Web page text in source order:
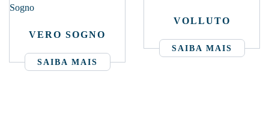
VERO SOGNO
SAIBA MAIS
VOLLUTO
SAIBA MAIS